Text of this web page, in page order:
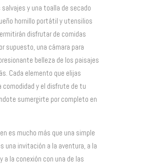
salvajes y una toalla de secado
hornillo portátil y utensilios
disfrutar de comidas
supuesto, una cámara para
belleza de los paisajes
Cada elemento que elijas
comodidad y el disfrute de tu
sumergirte por completo en
es mucho más que una simple
una invitación a la aventura, a la
a la conexión con una de las